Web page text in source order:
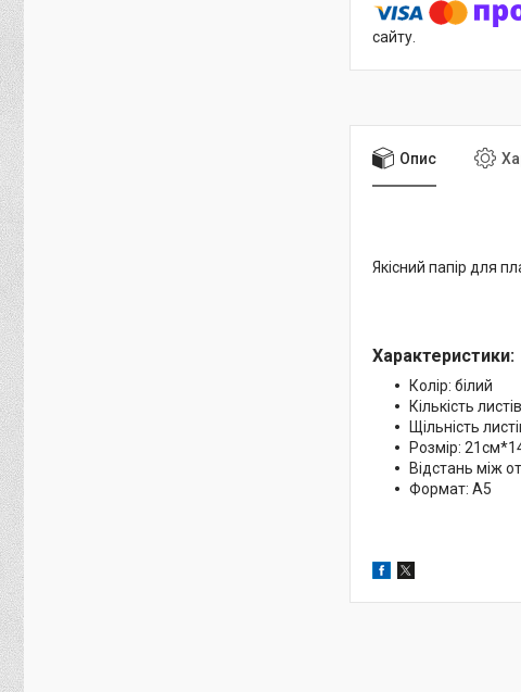
сайту.
Опис
Якісний папір для
Характеристики:
Колір: білий
Кількість
Щільність
Розмір:
Відстань між
Формат: А5